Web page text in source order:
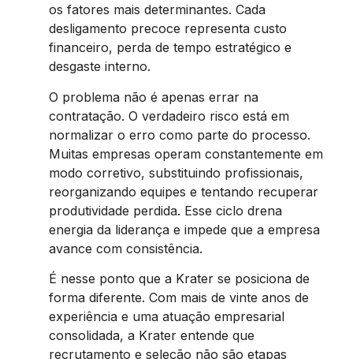
os fatores mais determinantes. Cada
desligamento precoce representa custo
financeiro, perda de tempo estratégico e
desgaste interno.
O problema não é apenas errar na
contratação. O verdadeiro risco está em
normalizar o erro como parte do processo.
Muitas empresas operam constantemente em
modo corretivo, substituindo profissionais,
reorganizando equipes e tentando recuperar
produtividade perdida. Esse ciclo drena
energia da liderança e impede que a empresa
avance com consistência.
É nesse ponto que a Krater se posiciona de
forma diferente. Com mais de vinte anos de
experiência e uma atuação empresarial
consolidada, a Krater entende que
recrutamento e seleção não são etapas